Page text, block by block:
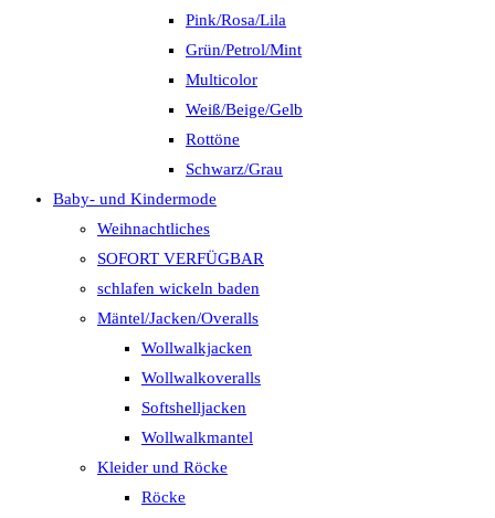
Pink/Rosa/Lila
Grün/Petrol/Mint
Multicolor
Weiß/Beige/Gelb
Rottöne
Schwarz/Grau
Baby- und Kindermode
Weihnachtliches
SOFORT VERFÜGBAR
schlafen wickeln baden
Mäntel/Jacken/Overalls
Wollwalkjacken
Wollwalkoveralls
Softshelljacken
Wollwalkmantel
Kleider und Röcke
Röcke